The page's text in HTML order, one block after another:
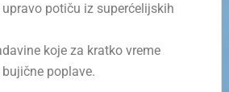
potiču iz superćelijskih
koje za kratko vreme
poplave.